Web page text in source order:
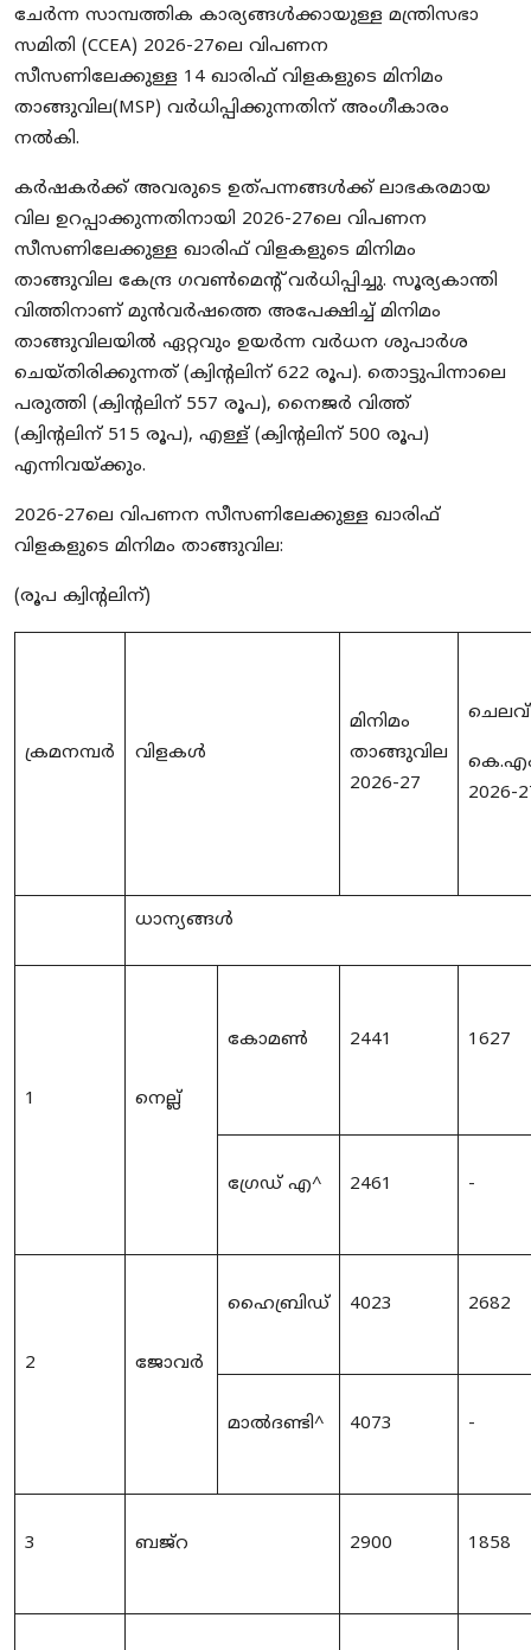
Travel & Tourism
Technology
E-Paper
ചേർന്ന സാമ്പത്തിക കാര്യങ്ങൾക്കായുള്ള മന്ത്രിസഭാ
സമിതി (CCEA) 2026-27ലെ വിപണന
സീസണിലേക്കുള്ള 14 ഖാരിഫ് വിളകളുടെ മിനിമം
താങ്ങുവില(MSP) വർധിപ്പിക്കുന്നതിന് അംഗീകാരം
നൽകി.
കർഷകർക്ക് അവരുടെ ഉത്പന്നങ്ങൾക്ക് ലാഭകരമായ
വില ഉറപ്പാക്കുന്നതിനായി 2026-27ലെ വിപണന
സീസണിലേക്കുള്ള ഖാരിഫ് വിളകളുടെ മിനിമം
താങ്ങുവില കേന്ദ്ര ഗവൺമെൻ്റ്വർധിപ്പിച്ചു. സൂര്യകാന്തി
വിത്തിനാണ് മുൻവർഷത്തെ അപേക്ഷിച്ച് മിനിമം
താങ്ങുവിലയിൽ ഏറ്റവും ഉയർന്ന വർധന ശുപാർശ
ചെയ്തിരിക്കുന്നത് (ക്വിന്റലിന് 622 രൂപ). തൊട്ടുപിന്നാലെ
പരുത്തി (ക്വിന്റലിന് 557 രൂപ), നൈജർ വിത്ത്
(ക്വിന്റലിന് 515 രൂപ), എള്ള് (ക്വിന്റലിന് 500 രൂപ)
എന്നിവയ്ക്കും.
2026-27ലെ വിപണന സീസണിലേക്കുള്ള ഖാരിഫ്
വിളകളുടെ മിനിമം താങ്ങുവില:
(രൂപ ക്വിന്റലിന്)
ക്രമനമ്പർ വിളകൾ
മിനിമം
താങ്ങുവില
2026-27
ചെലവ്
2026-
ധാന്യങ്ങൾ
1 നെല്ല്
കോമൺ 2441 1627
ഗ്രേഡ് എ^ 2461 -
2 ജോവർ
ഹൈബ്രിഡ് 4023 2682
മാൽദണ്ടി^ 4073 -
3 ബജ്‌റ 2900 1858